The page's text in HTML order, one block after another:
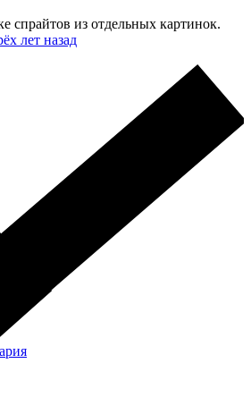
спрайтов из отдельных картинок.
лет назад